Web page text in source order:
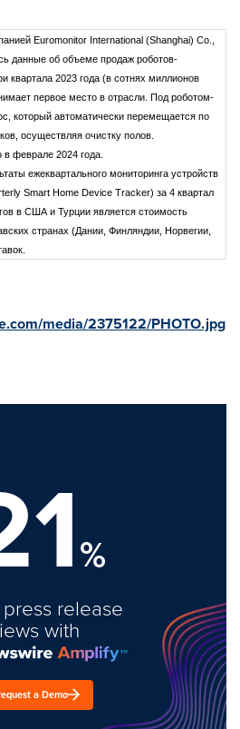
Euromonitor International (Shanghai) Co.,
данные об объеме продаж роботов-
квартала 2023 года (в сотнях миллионов
первое место в отрасли. Под роботом-
который автоматически перемещается по
осуществляя очистку полов.
феврале 2024 года.
ежеквартального мониторинга устройств
Smart Home Device Tracker) за 4 квартал
в США и Турции является стоимость
странах (Дании, Финляндии, Норвегии,
media/2375122/PHOTO.jpg
%
release
with
a Demo